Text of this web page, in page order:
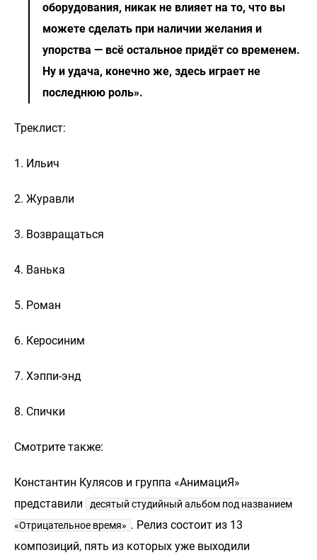
оборудования, никак не влияет на то, что вы
можете сделать при наличии желания и
упорства — всё остальное придёт со временем.
Ну и удача, конечно же, здесь играет не
последнюю роль».
Треклист:
1. Ильич
2. Журавли
3. Возвращаться
4. Ванька
5. Роман
6. Керосиним
7. Хэппи-энд
8. Спички
Смотрите также:
Константин Кулясов и группа «АнимациЯ»
представили
десятый студийный альбом под названием
«Отрицательное время» . Релиз состоит из 13
композиций, пять из которых уже выходили